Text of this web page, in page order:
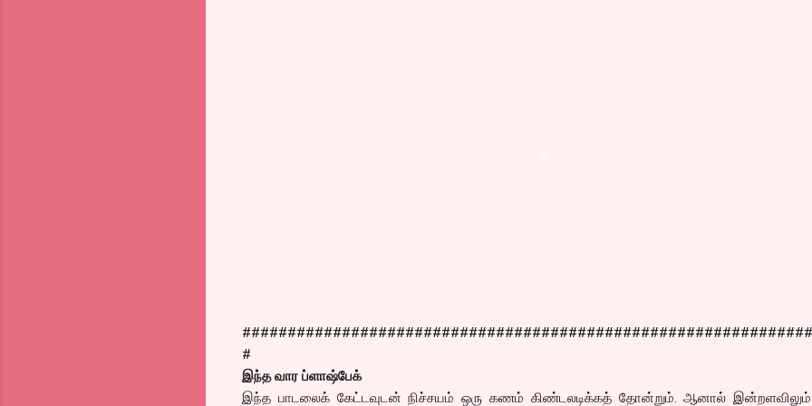
#
இந்த வார ப்ளாஷ்பேக்
இந்த பாடலைக் கேட்டவுடன் நிச்சயம் ஒரு கணம் கிண்டலடிக்கத் தோன்றும். ஆனால் இன்றளவிலும்